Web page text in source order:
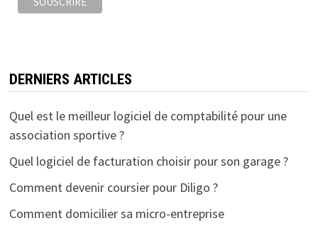
DERNIERS ARTICLES
Quel est le meilleur logiciel de comptabilité pour une
association sportive ?
Quel logiciel de facturation choisir pour son garage ?
Comment devenir coursier pour Diligo ?
Comment domicilier sa micro-entreprise